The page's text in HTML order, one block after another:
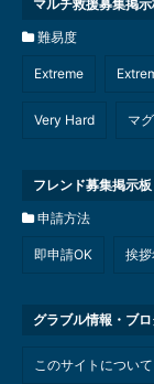
マルチ救援募集掲
難易度
Extreme
Very Hard マ
フレンド募集掲示板
申請方法
即申請OK 挨
グラブル情報・ブ
このサイトについて